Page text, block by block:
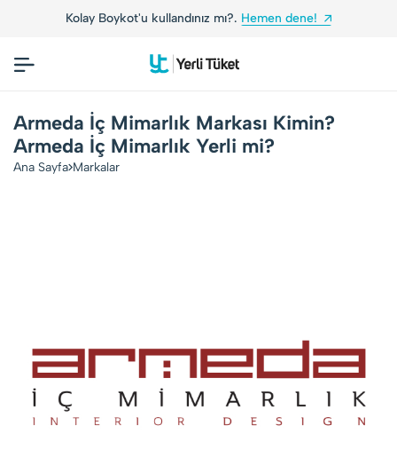
Kolay Boykot'u kullandınız mı?. Hemen dene!
Armeda İç Mimarlık Markası Kimin?
Armeda İç Mimarlık Yerli mi?
Ana Sayfa Markalar